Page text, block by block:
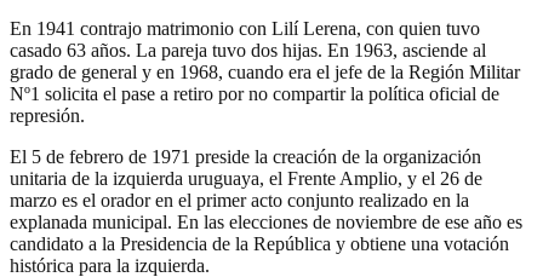
En 1941 contrajo matrimonio con Lilí Lerena, con quien tuvo
casado 63 años. La pareja tuvo dos hijas. En 1963, asciende al
grado de general y en 1968, cuando era el jefe de la Región Militar
Nº1 solicita el pase a retiro por no compartir la política oficial de
represión.
El 5 de febrero de 1971 preside la creación de la organización
unitaria de la izquierda uruguaya, el Frente Amplio, y el 26 de
marzo es el orador en el primer acto conjunto realizado en la
explanada municipal. En las elecciones de noviembre de ese año es
candidato a la Presidencia de la República y obtiene una votación
histórica para la izquierda.